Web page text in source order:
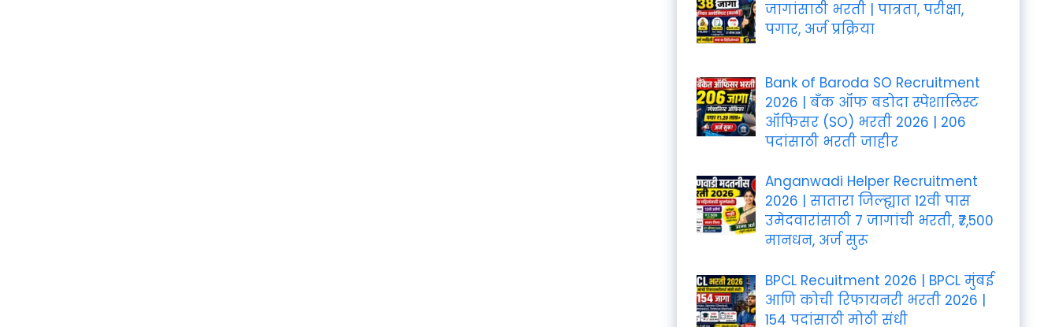
जागांसाठी भरती | पात्रता, परीक्षा,
पगार, अर्ज प्रक्रिया
Bank of Baroda SO Recruitment
2026 | बँक ऑफ बडोदा स्पेशालिस्ट
ऑफिसर (SO) भरती 2026 | 206
पदांसाठी भरती जाहीर
Anganwadi Helper Recruitment
2026 | सातारा जिल्ह्यात 12वी पास
उमेदवारांसाठी 7 जागांची भरती, ₹7,500
मानधन, अर्ज सुरू
BPCL Recuitment 2026 | BPCL मुंबई
आणि कोची रिफायनरी भरती 2026 |
154 पदांसाठी मोठी संधी